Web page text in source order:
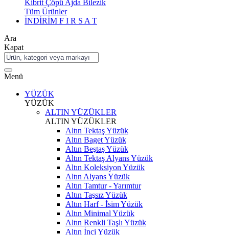
Kibrit Çöpü Ajda Bilezik
Tüm Ürünler
İNDİRİM F I R S A T
Ara
Kapat
Menü
YÜZÜK
YÜZÜK
ALTIN YÜZÜKLER
ALTIN YÜZÜKLER
Altın Tektaş Yüzük
Altın Baget Yüzük
Altın Beştaş Yüzük
Altın Tektaş Alyans Yüzük
Altın Koleksiyon Yüzük
Altın Alyans Yüzük
Altın Tamtur - Yarımtur
Altın Taşsız Yüzük
Altın Harf - İsim Yüzük
Altın Minimal Yüzük
Altın Renkli Taşlı Yüzük
Altın İnci Yüzük